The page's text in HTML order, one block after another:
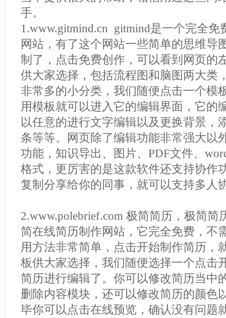
手。
1.www.gitmind.cn gitmind是一个完全免
网站，有了这个网站一些简单的思维导
制了，点击免费创作，可以看到网页的
供大家选择，包括流程图和脑图两大类
非常多的小分类，我们随便点击一个模
用模板就可以进入它的编辑界面，它的
以任意的进行文字编辑以及更换背景，
条等等。网页除了编辑功能非常强大以
功能，知识导出、图片、PDF文件、
格式，更厉害的是这款软件还支持协作
复制分享给你的同事，就可以支持多人
2.www.polebrief.com 极简简历，极简
简在线简历制作网站，它完全免费，不
用方法非常简单，点击开始制作简历，
板供大家选择，我们随便选择一个点击
简历进行编辑了。你可以修改简历当中
删除内容模块，还可以修改简历的颜色
毕你可以点击在线预览，确认没有问题